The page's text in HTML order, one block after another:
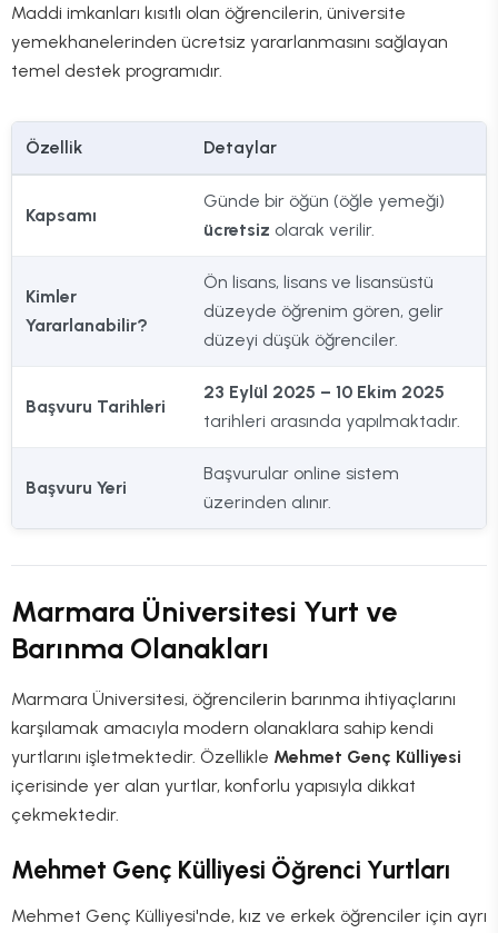
Maddi imkanları kısıtlı olan öğrencilerin, üniversite
yemekhanelerinden ücretsiz yararlanmasını sağlayan
temel destek programıdır.
Özellik Detaylar
Kapsamı
Günde bir öğün (öğle yemeği)
ücretsiz olarak verilir.
Kimler
Yararlanabilir?
Ön lisans, lisans ve lisansüstü
düzeyde öğrenim gören, gelir
düzeyi düşük öğrenciler.
Başvuru Tarihleri
23 Eylül 2025 – 10 Ekim 2025
tarihleri arasında yapılmaktadır.
Başvuru Yeri
Başvurular online sistem
üzerinden alınır.
Marmara Üniversitesi Yurt ve
Barınma Olanakları
Marmara Üniversitesi, öğrencilerin barınma ihtiyaçlarını
karşılamak amacıyla modern olanaklara sahip kendi
yurtlarını işletmektedir. Özellikle Mehmet Genç Külliyesi
içerisinde yer alan yurtlar, konforlu yapısıyla dikkat
çekmektedir.
Mehmet Genç Külliyesi Öğrenci Yurtları
Mehmet Genç Külliyesi'nde, kız ve erkek öğrenciler için ayrı